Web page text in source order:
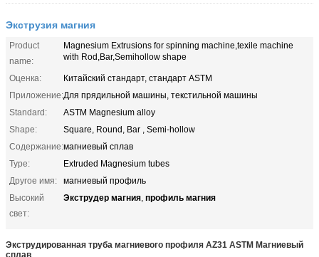
Экструзия магния
Product
name:
Magnesium Extrusions for spinning machine,texile machine
with Rod,Bar,Semihollow shape
Оценка:
Китайский стандарт, стандарт ASTM
Приложение:Для прядильной машины, текстильной машины
Standard:
ASTM Magnesium alloy
Shape:
Square, Round, Bar , Semi-hollow
Содержание:магниевый сплав
Type:
Extruded Magnesium tubes
Другое имя:
магниевый профиль
Высокий
свет:
Экструдер магния, профиль магния
Экструдированная труба магниевого профиля AZ31 ASTM Магниевый
сплав